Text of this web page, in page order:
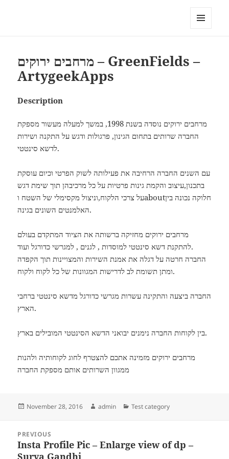
מרחבים ירוקים – GreenFields –
ArtygeekApps
Description
מרחבים ירוקים נוסדה בשנת 1998, במשך למעלה מעשור מספקת
החברה שרותים בתחום הגינון, פרגולות ודגש על התקנה ושירות
לדשא סינטטי.
עם השנים החברה הרחיבה את פעילותה לשוק הפרטי וכיום עוסקת
בתכנון,עיצוב והקמת גינות פרטיות על כל מרכיבהן תוך שימת דגש
על צרכי הלקוח,וניצול מקסימלי של השטח וaboutחלוקה נכונה בין
האלמנטים השונים בגינה.
מרחבים ירוקים מחזיקה ברשותה את הציוד המתקדם בעולם
להתקנת דשא סינטטי למוסדות , לגנים , למגרשי כדורגל ועוד.
החברה חרטה על דגלה את אמנת השירות והמצויינות תוך הקפדה
ומתן תשומת לב לדרישות המגוונות של כל לקוח ולקוח.
החברה ביצעה והתקינה עשרות מגרשי כדורגל מדשא סינטטי ברחבי
הארץ.
בין לקוחות החברה נימנים יבואני הדשא הסינטטי המובילים בארץ.
מרחבים ירוקים מזמינה אתכם להצטרף לחוג לקוחותיה ולהנות
ממגוון השרותים אותם מספקת החברה
Posted
November 28, 2016 Author
admin Categories
Test category
navigation
PREVIOUS
Previous
post:
Insta Profile Pic – Enlarge view of dp –
Surya Gandhi